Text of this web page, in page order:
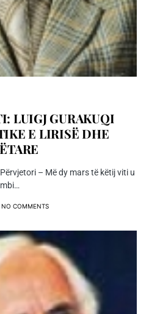
LUIGJ GURAKUQI
E LIRISË DHE
– Më dy mars të këtij viti u
NO COMMENTS